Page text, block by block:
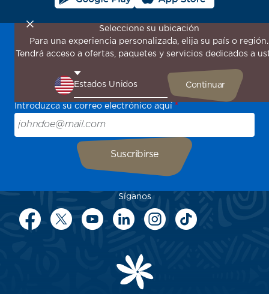
¡Suscríbase a nuestro boletín de noticias para recibir las
últimas novedades!
promociones especiales, descubra nuestros destinos y
encuentre inspiración para su próximo viaje.
Introduzca su correo electrónico aquí
Síganos
Seleccione su ubicación
Para una experiencia personalizada, elija su país o región.
Tendrá acceso a ofertas, paquetes y servicios dedicados a